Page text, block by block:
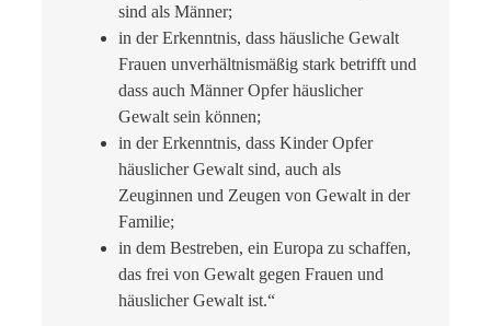
sind als Männer;
in der Erkenntnis, dass häusliche Gewalt
Frauen unverhältnismäßig stark betrifft und
dass auch Männer Opfer häuslicher
Gewalt sein können;
in der Erkenntnis, dass Kinder Opfer
häuslicher Gewalt sind, auch als
Zeuginnen und Zeugen von Gewalt in der
Familie;
in dem Bestreben, ein Europa zu schaffen,
das frei von Gewalt gegen Frauen und
häuslicher Gewalt ist.“